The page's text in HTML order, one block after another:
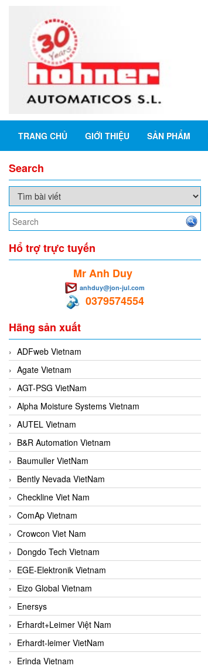
TRANG CHỦ GIỚI THIỆU SẢN PHẨM
Search
Hổ trợ trực tuyến
Mr Anh Duy
anhduy@jon-jul.com
0379574554
Hãng sản xuất
ADFweb Vietnam
Agate Vietnam
AGT-PSG VietNam
Alpha Moisture Systems Vietnam
AUTEL Vietnam
B&R Automation Vietnam
Baumuller VietNam
Bently Nevada VietNam
Checkline Viet Nam
ComAp Vietnam
Crowcon Viet Nam
Dongdo Tech Vietnam
EGE-Elektronik Vietnam
Eizo Global Vietnam
Enersys
Erhardt+Leimer Việt Nam
Erhardt-leimer VietNam
Erinda Vietnam